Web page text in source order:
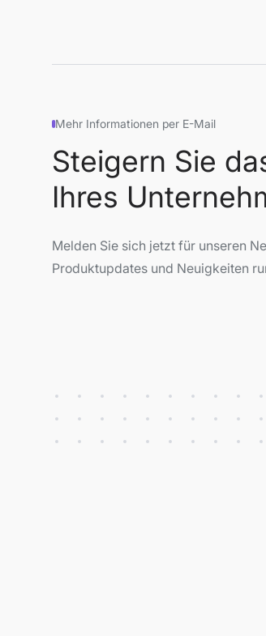
Mehr Informationen per E-Mail
Steigern Sie
Ihres
Melden Sie sich jetzt für unseren
Produktupdates und Neuigkeiten